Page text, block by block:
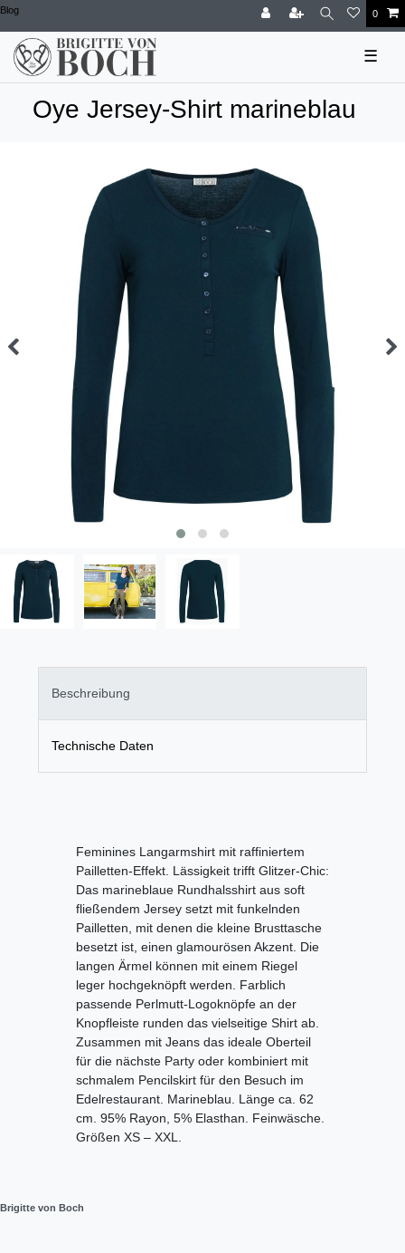
Blog 0
☰
Oye Jersey-Shirt marineblau
Beschreibung
Technische Daten
Feminines Langarmshirt mit raffiniertem
Pailletten-Effekt. Lässigkeit trifft Glitzer-Chic:
Das marineblaue Rundhalsshirt aus soft
fließendem Jersey setzt mit funkelnden
Pailletten, mit denen die kleine Brusttasche
besetzt ist, einen glamourösen Akzent. Die
langen Ärmel können mit einem Riegel
leger hochgeknöpft werden. Farblich
passende Perlmutt-Logoknöpfe an der
Knopfleiste runden das vielseitige Shirt ab.
Zusammen mit Jeans das ideale Oberteil
für die nächste Party oder kombiniert mit
schmalem Pencilskirt für den Besuch im
Edelrestaurant. Marineblau. Länge ca. 62
cm. 95% Rayon, 5% Elasthan. Feinwäsche.
Größen XS – XXL.
Brigitte von Boch